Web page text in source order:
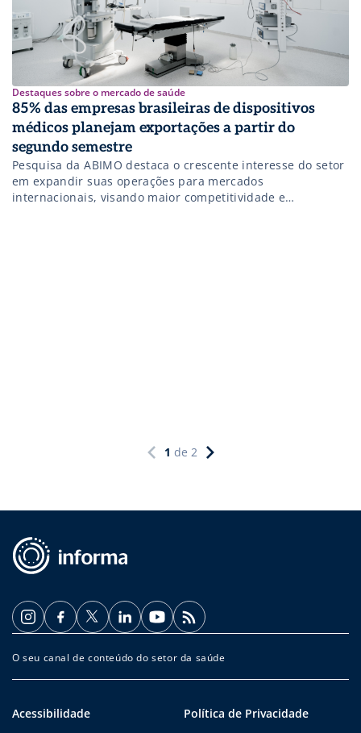
Destaques sobre o mercado de saúde
85% das empresas brasileiras de dispositivos
médicos planejam exportações a partir do
segundo semestre
Pesquisa da ABIMO destaca o crescente interesse do setor
em expandir suas operações para mercados
internacionais, visando maior competitividade e
1 de 2
O seu canal de conteúdo do setor da saúde
Acessibilidade Política de Privacidade